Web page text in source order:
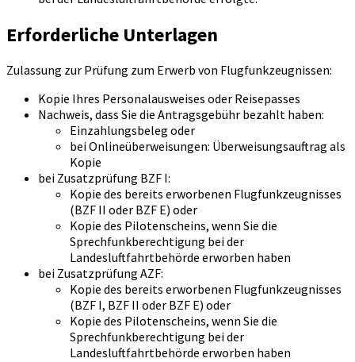
Erforderliche Unterlagen
Zulassung zur Prüfung zum Erwerb von Flugfunkzeugnissen:
Kopie Ihres Personalausweises oder Reisepasses
Nachweis, dass Sie die Antragsgebühr bezahlt haben:
Einzahlungsbeleg oder
bei Onlineüberweisungen: Überweisungsauftrag als
Kopie
bei Zusatzprüfung BZF I:
Kopie des bereits erworbenen Flugfunkzeugnisses
(BZF II oder BZF E) oder
Kopie des Pilotenscheins, wenn Sie die
Sprechfunkberechtigung bei der
Landesluftfahrtbehörde erworben haben
bei Zusatzprüfung AZF:
Kopie des bereits erworbenen Flugfunkzeugnisses
(BZF I, BZF II oder BZF E) oder
Kopie des Pilotenscheins, wenn Sie die
Sprechfunkberechtigung bei der
Landesluftfahrtbehörde erworben haben